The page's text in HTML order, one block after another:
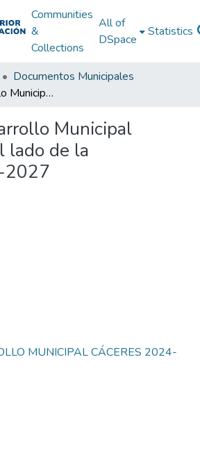
Communities
&
Collections
All of
DSpace
Statistics
Documentos Municipales
Plan de Desarrollo Municipal Cáceres “Del lado de la gente”2024-2027
Municipal
lado de la
2027
MUNICIPAL CÁCERES 2024-